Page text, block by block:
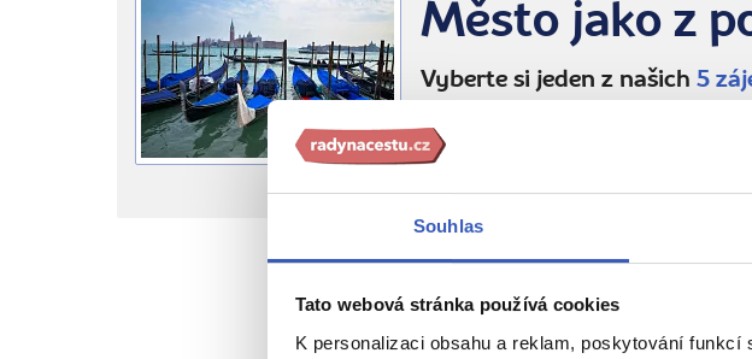
Souhlas
Tato webová stránka používá cookies
K personalizaci obsahu a reklam, poskytování
Město jako z
Vyberte si jeden z našich5
PŘEČTĚTE SI TAKÉ